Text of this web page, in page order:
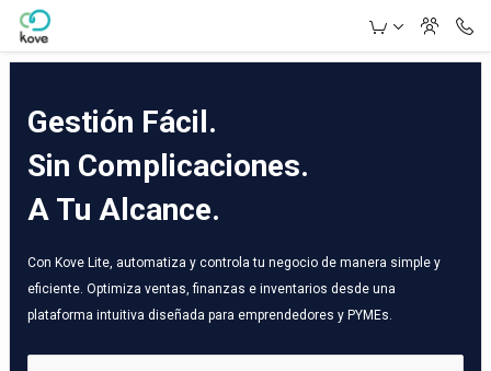
Skip to Main Content
Gestión Fácil.
Sin Complicaciones.
A Tu Alcance.
Con Kove Lite, automatiza y controla tu negocio de manera simple y
eficiente. Optimiza ventas, finanzas e inventarios desde una
plataforma intuitiva diseñada para emprendedores y PYMEs.